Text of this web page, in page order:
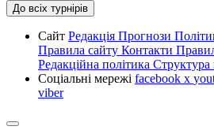
До всіх турнірів
Сайт Редакція Прогнози
Правила сайту Контакти
Редакційна політика Структура
Соціальні мережі facebook x
viber